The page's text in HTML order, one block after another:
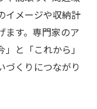
市の提案
る住まいの選
ノベーション
イメージや収納計
ます。専門家のア
と「これから」
づくりにつながり